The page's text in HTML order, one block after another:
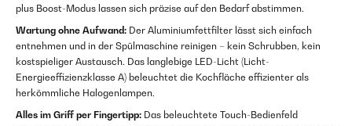
plus Boost-Modus lassen sich präzise auf den Bedarf abstimmen.
Wartung ohne Aufwand: Der Aluminiumfettfilter lässt sich einfach
entnehmen und in der Spülmaschine reinigen – kein Schrubben, kein
kostspieliger Austausch. Das langlebige LED-Licht (Licht-
Energieeffizienzklasse A) beleuchtet die Kochfläche effizienter als
herkömmliche Halogenlampen.
Alles im Griff per Fingertipp: Das beleuchtete Touch-Bedienfeld